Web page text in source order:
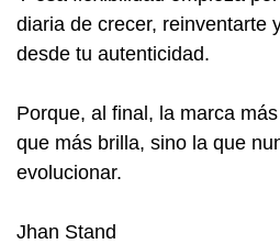
diaria de crecer, reinventarte
desde tu autenticidad.
Porque, al final, la marca
que más brilla, sino la que
evolucionar.
Jhan Stand